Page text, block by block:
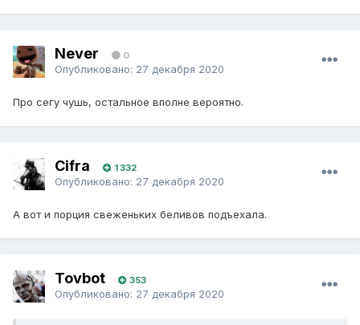
Never 0
Опубликовано: 27 декабря 2020
Про сегу чушь, остальное вполне вероятно.
Cifra 1 332
Опубликовано: 27 декабря 2020
А вот и порция свеженьких беливов подъехала.
Tovbot 353
Опубликовано: 27 декабря 2020